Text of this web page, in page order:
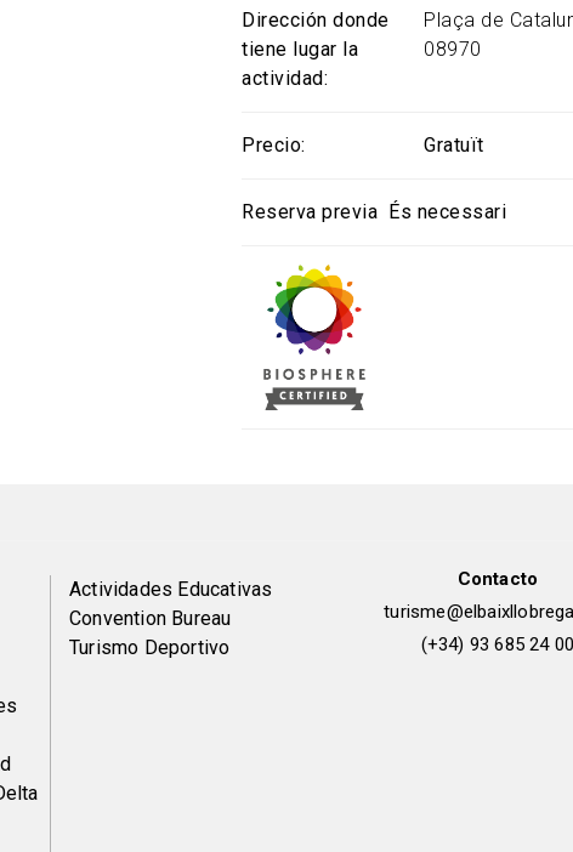
Dirección donde
tiene lugar la
actividad
Plaça de
08970
Precio Gratuït
Reserva previa És necessari
Peu
de
Actividades Educativas
Convention Bureau
Turismo Deportivo
Contacto
(+34) 93 685 24 00